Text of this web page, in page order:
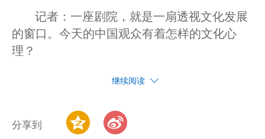
记者：一座剧院，就是一扇透视文化发展
的窗口。今天的中国观众有着怎样的文化心
理？
继续阅读
分享到